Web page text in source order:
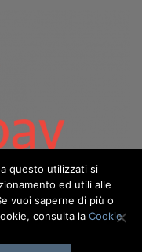
- eurotticavanzina.it è
questo utilizzati si
ed utili alle
vuoi saperne di più o
consulta la Cookie